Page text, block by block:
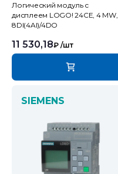
Логический модуль c
дисплеем LOGO! 24CE, 4 MW,
8DI(4AI)/4DO
11 530,18₽ /шт
SIEMENS